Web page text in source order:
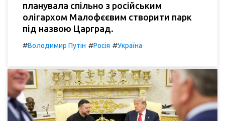
планувала спільно з російським
олігархом Малофєєвим створити парк
під назвою Царград.
#Володимир Путін #Росія #Україна